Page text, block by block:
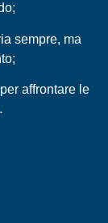
sempre, ma
affrontare le